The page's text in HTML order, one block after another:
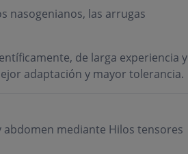
nasogenianos, las arrugas
de larga experiencia y
adaptación y mayor tolerancia.
abdomen mediante Hilos tensores